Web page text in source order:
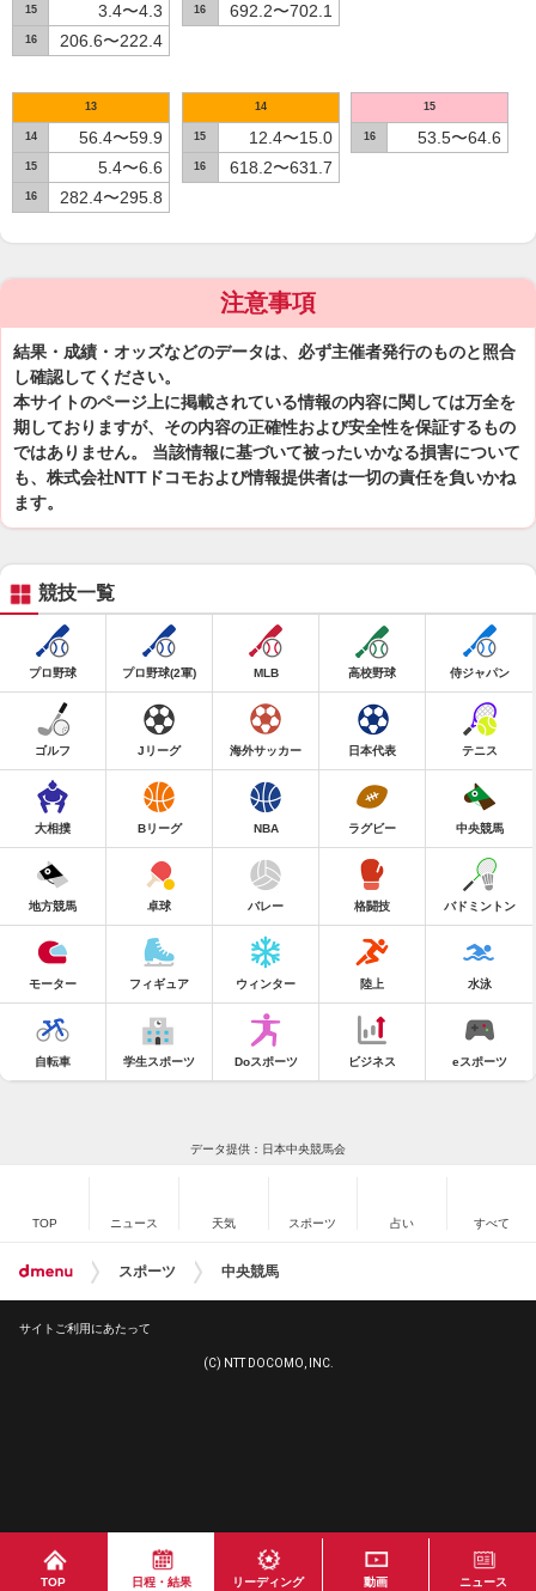
15 3.4〜4.3
16 206.6〜222.4
16 692.2〜702.1
13
14 56.4〜59.9
15 5.4〜6.6
16 282.4〜295.8
14
15 12.4〜15.0
16 618.2〜631.7
15
16 53.5〜64.6
注意事項
結果・成績・オッズなどのデータは、必ず主催者発行のものと照合
し確認してください。
本サイトのページ上に掲載されている情報の内容に関しては万全を
期しておりますが、その内容の正確性および安全性を保証するもの
ではありません。 当該情報に基づいて被ったいかなる損害について
も、株式会社NTTドコモおよび情報提供者は一切の責任を負いかね
ます。
TOP 日程・結果 リーディング 動画 ニュース
競技一覧
プロ野球 プロ野球(2軍) MLB 高校野球 侍ジャパン
ゴルフ Jリーグ 海外サッカー 日本代表 テニス
大相撲 Bリーグ NBA ラグビー 中央競馬
地方競馬 卓球 バレー 格闘技 バドミントン
モーター フィギュア ウィンター 陸上 水泳
自転車 学生スポーツ Doスポーツ ビジネス eスポーツ
データ提供：日本中央競馬会
TOP ニュース 天気 スポーツ 占い すべて
スポーツ 中央競馬
サイトご利用にあたって
(C) NTT DOCOMO, INC.